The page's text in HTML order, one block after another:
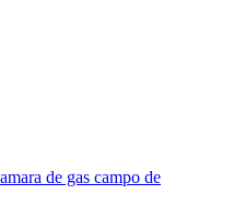
de gas campo de